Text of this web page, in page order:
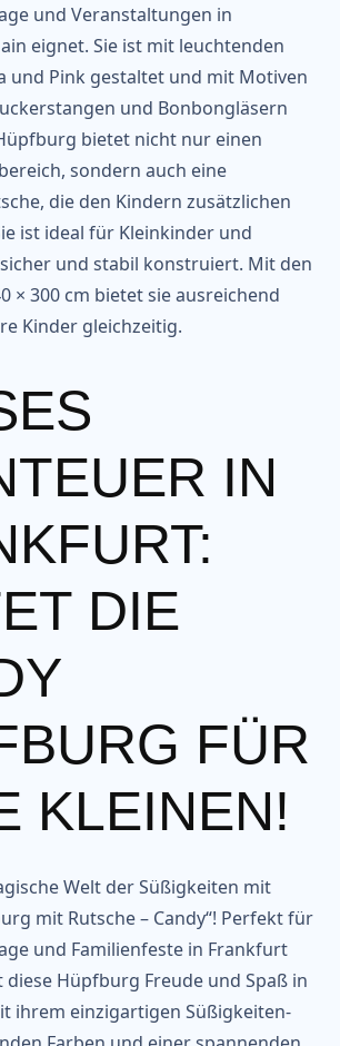
und Veranstaltungen in
eignet. Sie ist mit leuchtenden
und Pink gestaltet und mit Motiven
und Bonbongläsern
bietet nicht nur einen
sondern auch eine
die den Kindern zusätzlichen
ist ideal für Kleinkinder und
und stabil konstruiert. Mit den
× 300 cm bietet sie ausreichend
Kinder gleichzeitig.
A
IN F
M
DIE C
H
FÜR E
Welt der Süßigkeiten mit
mit Rutsche – Candy“! Perfekt für
und Familienfeste in Frankfurt
Hüpfburg Freude und Spaß in
ihrem einzigartigen Süßigkeiten-